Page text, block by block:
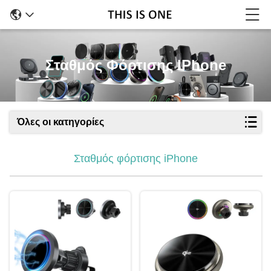
Σταθμός Φόρτισης IPhone
Όλες οι κατηγορίες
Σταθμός φόρτισης iPhone